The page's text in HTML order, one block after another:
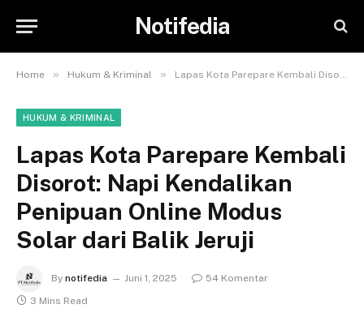
Notifedia
Home » Hukum & Kriminal » Lapas Kota Parepare Kembali Disorot: Napi Kendalikan Penipuan Online Modus Solar dari Balik Jeruji
HUKUM & KRIMINAL
Lapas Kota Parepare Kembali
Disorot: Napi Kendalikan
Penipuan Online Modus
Solar dari Balik Jeruji
By notifedia Juni 1, 2025
54 Komentar
3 Mins Read